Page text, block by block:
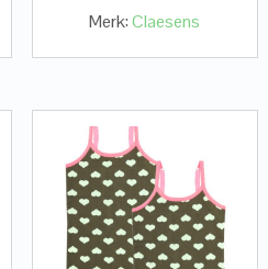
Merk:Claesens